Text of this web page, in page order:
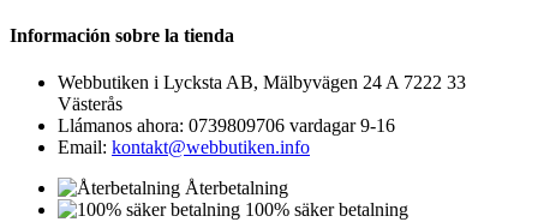
Información sobre la tienda
Webbutiken i Lycksta AB, Mälbyvägen 24 A 7222 33
Västerås
Llámanos ahora: 0739809706 vardagar 9-16
Email: kontakt@webbutiken.info
Återbetalning
100% säker betalning